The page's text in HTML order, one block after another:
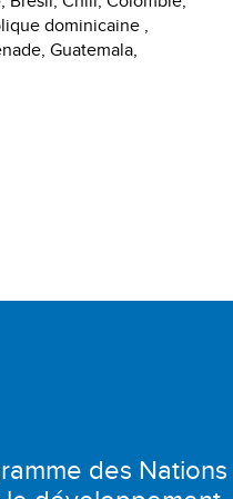
dominicaine ,
Guatemala,
des